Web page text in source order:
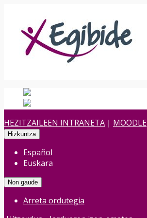
HEZITZAILEEN INTRANETA | MOODLE
Hizkuntza
Español
Euskara
Non gaude
Arreta ordutegia